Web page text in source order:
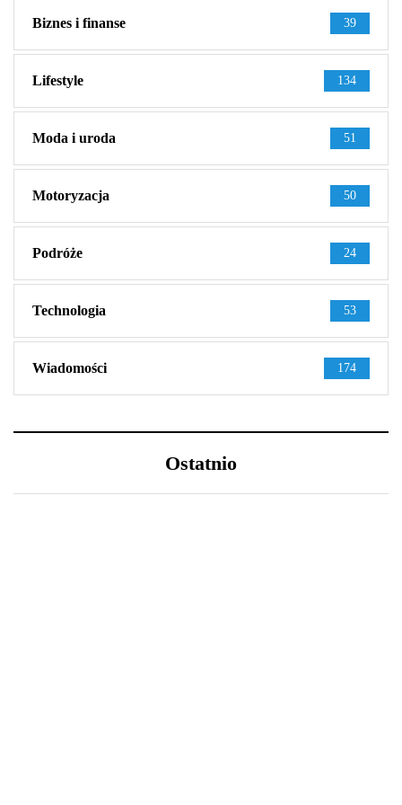
Biznes i finanse 39
Lifestyle 134
Moda i uroda 51
Motoryzacja 50
Podróże 24
Technologia 53
Wiadomości 174
Ostatnio